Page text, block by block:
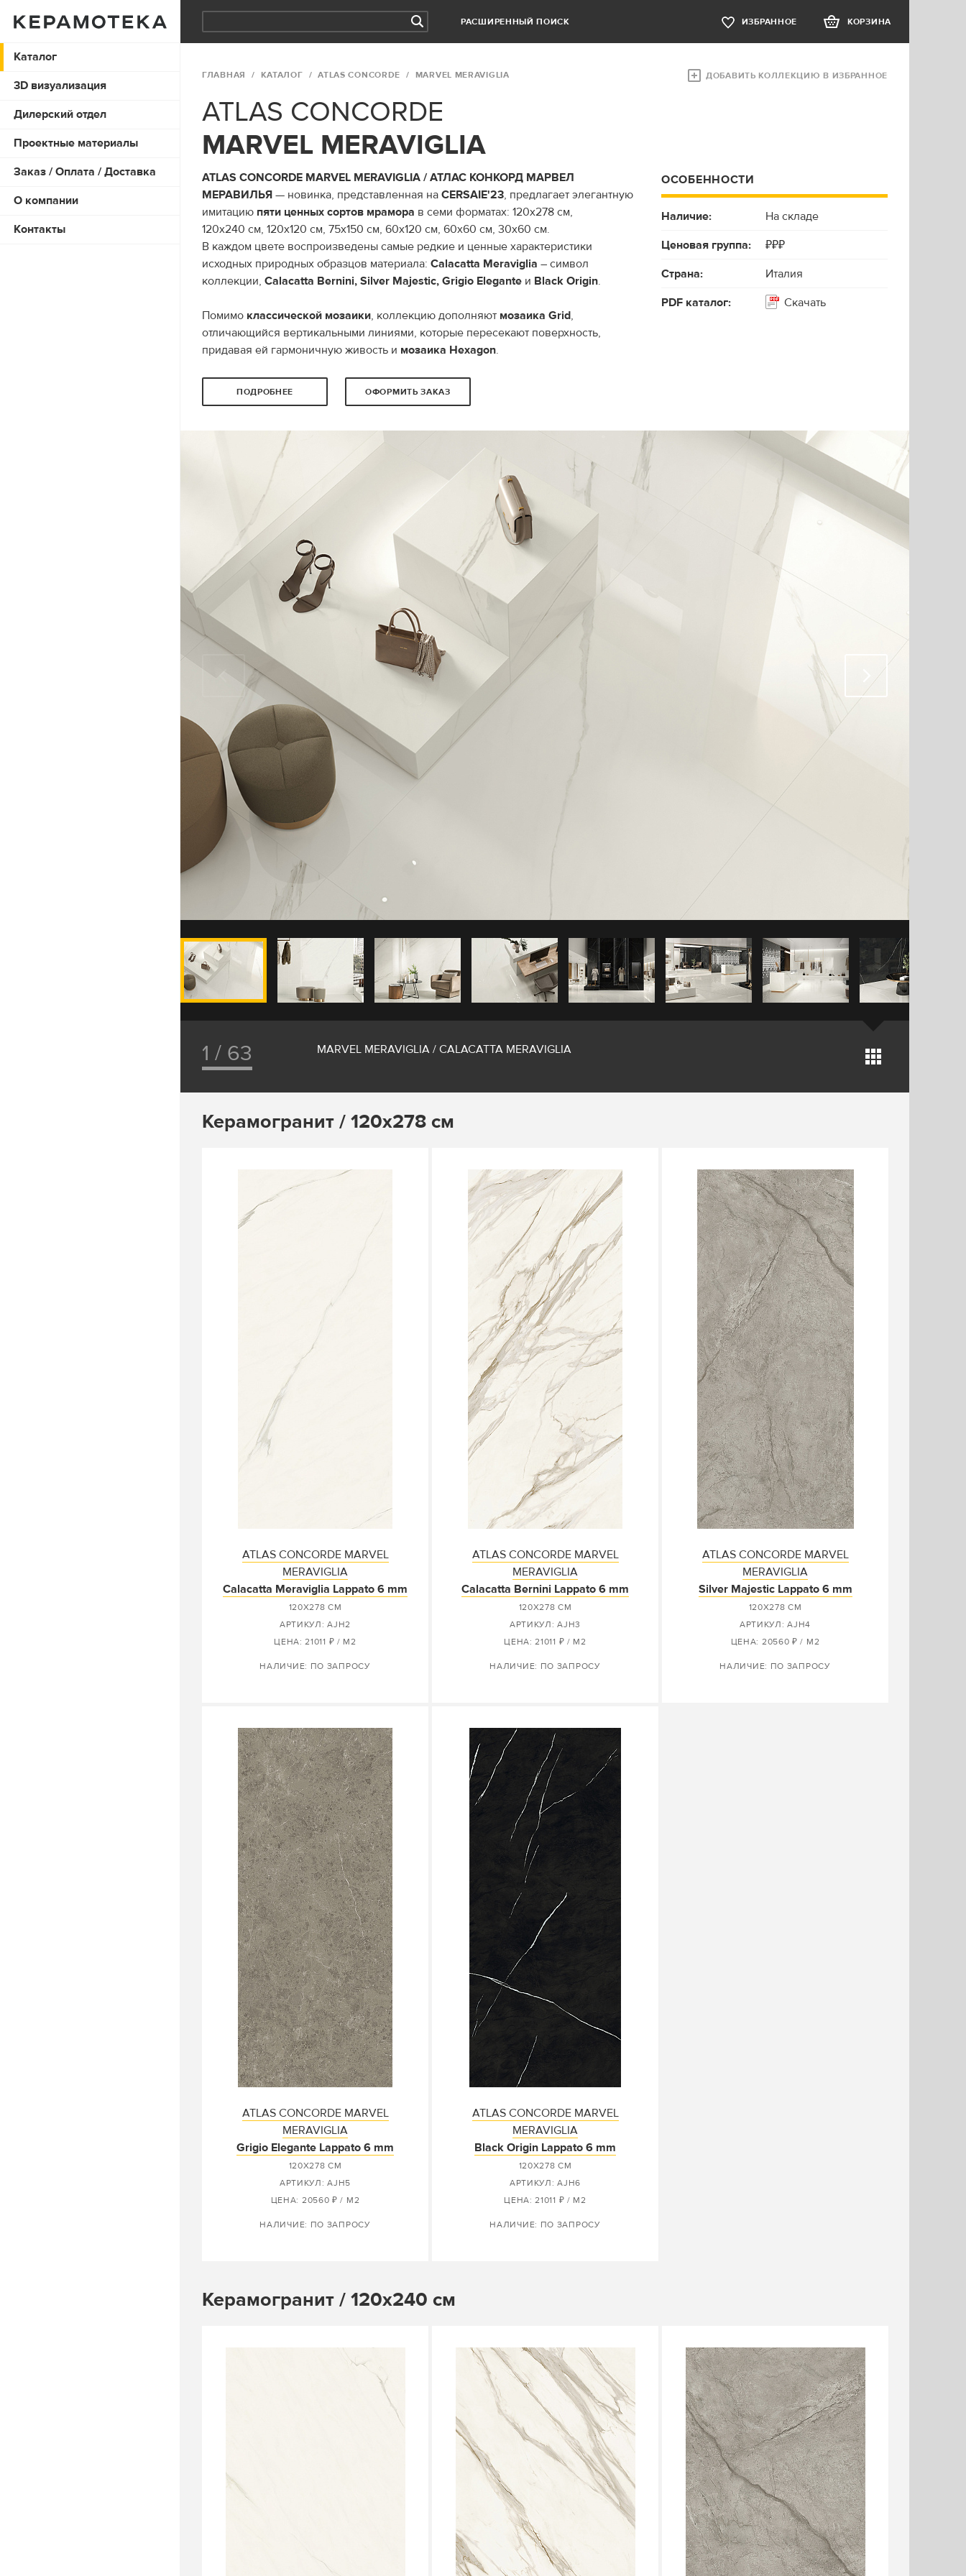
РАСШИРЕННЫЙ ПОИСК ИЗБРАННОЕ КОРЗИНА
Каталог
3D визуализация
Дилерский отдел
Проектные материалы
Заказ / Оплата / Доставка
О компании
Контакты
ГЛАВНАЯ КАТАЛОГ ATLAS CONCORDE MARVEL MERAVIGLIA ДОБАВИТЬ КОЛЛЕКЦИЮ В ИЗБРАННОЕ
ATLAS CONCORDE
MARVEL MERAVIGLIA
ОСОБЕННОСТИ
Наличие:
На складе
Ценовая группа:
₽₽₽
Страна:
Италия
PDF каталог:
Скачать
ATLAS CONCORDE MARVEL MERAVIGLIA / АТЛАС КОНКОРД МАРВЕЛ
МЕРАВИЛЬЯ — новинка, представленная на CERSAIE'23, предлагает элегантную
имитацию пяти ценных сортов мрамора в семи форматах: 120х278 см,
120х240 см, 120х120 см, 75х150 см, 60х120 см, 60х60 см, 30х60 см.
В каждом цвете воспроизведены самые редкие и ценные характеристики
исходных природных образцов материала: Calacatta Meraviglia – символ
коллекции, Calacatta Bernini, Silver Majestic, Grigio Elegante и Black Origin.
Помимо классической мозаики, коллекцию дополняют мозаика Grid,
отличающийся вертикальными линиями, которые пересекают поверхность,
придавая ей гармоничную живость и мозаика Hexagon.
ПОДРОБНЕЕ ОФОРМИТЬ ЗАКАЗ
1 / 63 MARVEL MERAVIGLIA / CALACATTA MERAVIGLIA
Керамогранит / 120х278 см
ATLAS CONCORDE MARVEL
MERAVIGLIA
Calacatta Meraviglia Lappato 6 mm
120X278 СМ
АРТИКУЛ: AJH2
ЦЕНА: 21011 ₽ / М2
НАЛИЧИЕ: ПО ЗАПРОСУ
ATLAS CONCORDE MARVEL
MERAVIGLIA
Calacatta Bernini Lappato 6 mm
120X278 СМ
АРТИКУЛ: AJH3
ЦЕНА: 21011 ₽ / М2
НАЛИЧИЕ: ПО ЗАПРОСУ
ATLAS CONCORDE MARVEL
MERAVIGLIA
Silver Majestic Lappato 6 mm
120X278 СМ
АРТИКУЛ: AJH4
ЦЕНА: 20560 ₽ / М2
НАЛИЧИЕ: ПО ЗАПРОСУ
ATLAS CONCORDE MARVEL
MERAVIGLIA
Grigio Elegante Lappato 6 mm
120X278 СМ
АРТИКУЛ: AJH5
ЦЕНА: 20560 ₽ / М2
НАЛИЧИЕ: ПО ЗАПРОСУ
ATLAS CONCORDE MARVEL
MERAVIGLIA
Black Origin Lappato 6 mm
120X278 СМ
АРТИКУЛ: AJH6
ЦЕНА: 21011 ₽ / М2
НАЛИЧИЕ: ПО ЗАПРОСУ
Керамогранит / 120х240 см